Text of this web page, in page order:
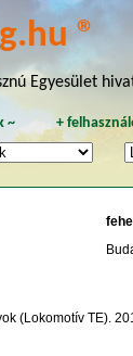
®
Egyesület
~ +
(Lokomotív TE).